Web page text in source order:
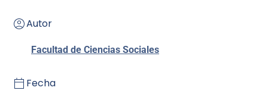
Autor
Facultad de Ciencias Sociales
Fecha